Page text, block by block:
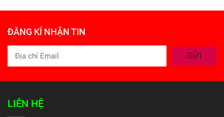
ĐĂNG KÍ NHẬN TIN
GỬI
LIÊN HỆ